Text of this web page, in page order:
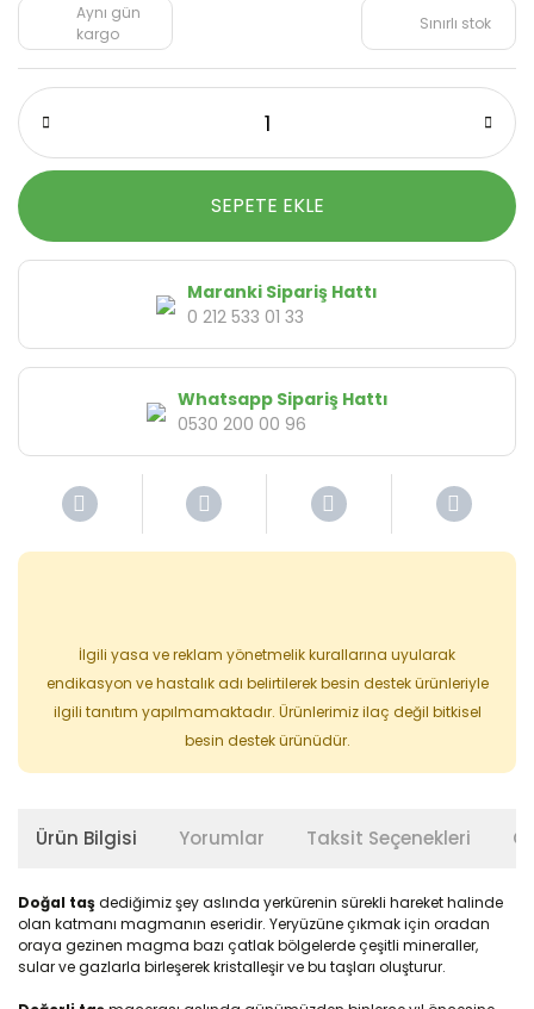
Aynı gün
kargo
Sınırlı stok
SEPETE EKLE
Maranki Sipariş Hattı
0 212 533 01 33
Whatsapp Sipariş Hattı
0530 200 00 96
İlgili yasa ve reklam yönetmelik kurallarına uyularak
endikasyon ve hastalık adı belirtilerek besin destek ürünleriyle
ilgili tanıtım yapılmamaktadır. Ürünlerimiz ilaç değil bitkisel
besin destek ürünüdür.
Ürün Bilgisi Yorumlar Taksit Seçenekleri
Doğal taş dediğimiz şey aslında yerkürenin sürekli hareket halinde
olan katmanı magmanın eseridir. Yeryüzüne çıkmak için oradan
oraya gezinen magma bazı çatlak bölgelerde çeşitli mineraller,
sular ve gazlarla birleşerek kristalleşir ve bu taşları oluşturur.